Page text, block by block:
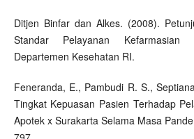
Ditjen Binfar dan Alkes. (2008).
Standar Pelayanan
Departemen Kesehatan RI.
Feneranda, E., Pambudi R. S.,
Tingkat Kepuasan Pasien Terhadap
Apotek x Surakarta Selama Masa